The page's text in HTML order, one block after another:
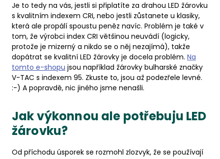
Je to tedy na vás, jestli si připlatíte za drahou LED žárovku
s kvalitním indexem CRI, nebo jestli zůstanete u klasiky,
která ale propálí spoustu peněz navíc. Problém je také v
tom, že výrobci index CRI většinou neuvádí (logicky,
protože je mizerný a nikdo se o něj nezajímá), takže
dopátrat se kvalitní LED žárovky je docela problém. Na
tomto e-shopu jsou například žárovky bulharské značky
V-TAC s indexem 95. Zkuste to, jsou až podezřele levné.
:-) A popravdě, nic jiného jsme nenašli.
Jak výkonnou ale potřebuju LED
žárovku?
Od příchodu úsporek se rozmohl zlozvyk, že se používají